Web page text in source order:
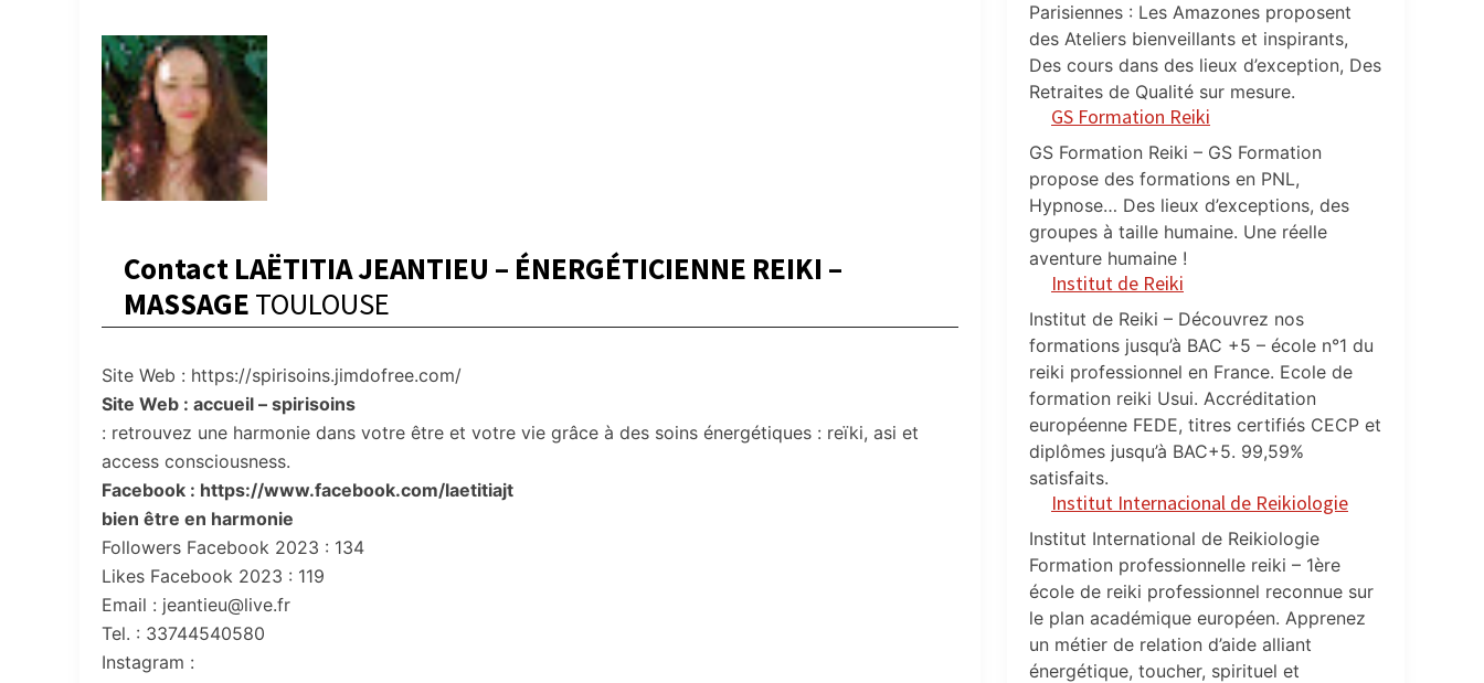
Contact LAËTITIA JEANTIEU – ÉNERGÉTICIENNE REIKI –
MASSAGE TOULOUSE
Site Web : https://spirisoins.jimdofree.com/
Site Web : accueil – spirisoins
: retrouvez une harmonie dans votre être et votre vie grâce à des soins énergétiques : reïki, asi et
access consciousness.
Facebook : https://www.facebook.com/laetitiajt
bien être en harmonie
Followers Facebook 2023 : 134
Likes Facebook 2023 : 119
Email : jeantieu@live.fr
Tel. : 33744540580
Instagram :
Parisiennes : Les Amazones proposent
des Ateliers bienveillants et inspirants,
Des cours dans des lieux d’exception, Des
Retraites de Qualité sur mesure.
GS Formation Reiki
GS Formation Reiki – GS Formation
propose des formations en PNL,
Hypnose… Des lieux d’exceptions, des
groupes à taille humaine. Une réelle
aventure humaine !
Institut de Reiki
Institut de Reiki – Découvrez nos
formations jusqu’à BAC +5 – école n°1 du
reiki professionnel en France. Ecole de
formation reiki Usui. Accréditation
européenne FEDE, titres certifiés CECP et
diplômes jusqu’à BAC+5. 99,59%
satisfaits.
Institut Internacional de Reikiologie
Institut International de Reikiologie
Formation professionnelle reiki – 1ère
école de reiki professionnel reconnue sur
le plan académique européen. Apprenez
un métier de relation d’aide alliant
énergétique, toucher, spirituel et